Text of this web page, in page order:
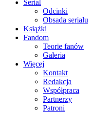
Serial
Odcinki
Obsada serialu
Książki
Fandom
Teorie fanów
Galeria
Więcej
Kontakt
Redakcja
Współpraca
Partnerzy
Patroni